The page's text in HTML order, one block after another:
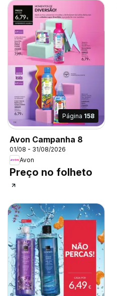
Página 158
Avon Campanha 8
01/08 - 31/08/2026
Avon
Preço no folheto